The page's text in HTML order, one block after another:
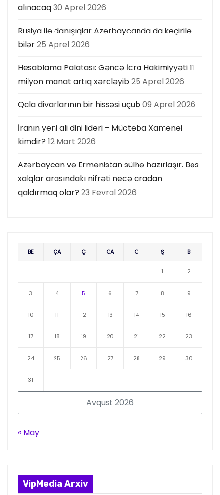
alınacaq30 Aprel 2026
Rusiya ilə danışıqlar Azərbaycanda da keçirilə
bilər25 Aprel 2026
Hesablama Palatası: Gəncə İcra Hakimiyyəti 11
milyon manat artıq xərcləyib25 Aprel 2026
Qala divarlarının bir hissəsi uçub09 Aprel 2026
İranın yeni ali dini lideri – Müctəba Xamenei
kimdir? 12 Mart 2026
Azərbaycan və Ermənistan sülhə hazırlaşır. Bəs
xalqlar arasındakı nifrəti necə aradan
qaldırmaq olar? 23 Fevral 2026
Avqust 2026
BE ÇA Ç CA C Ş B
1 2
3 4 5 6 7 8 9
10 11 12 13 14 15 16
17 18 19 20 21 22 23
24 25 26 27 28 29 30
31
« May
VipMedia Arxiv